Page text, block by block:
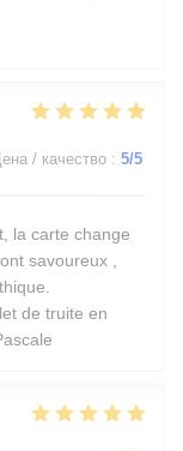
/ качество : 5/5
la carte change
savoureux ,
de truite en